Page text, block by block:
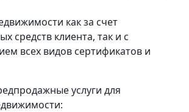
как за счет
средств клиента, так и с
всех видов сертификатов и
услуги для